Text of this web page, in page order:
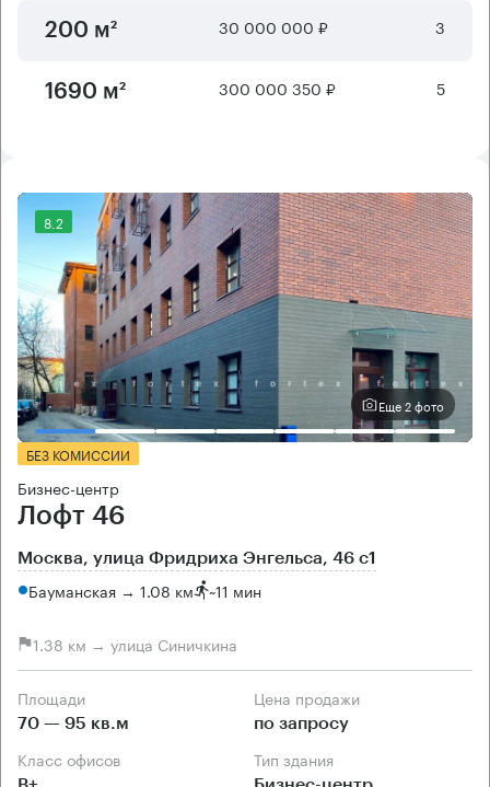
200 м² 30 000 000 ₽ 3
1690 м² 300 000 350 ₽ 5
8.2
Еще 2 фото
БЕЗ КОМИССИИ
Бизнес-центр
Лофт 46
Москва, улица Фридриха Энгельса, 46 с1
Бауманская → 1.08 км ~11 мин
1.38 км → улица Синичкина
Площади
70 — 95 кв.м
Цена продажи
по запросу
Класс офисов Тип здания